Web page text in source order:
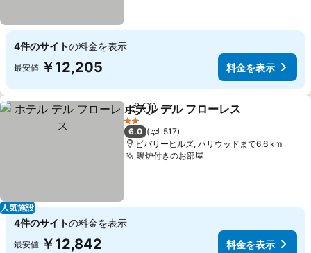
4件のサイトの料金を表示
最安値 ￥12,205 料金を表示
人気施設
シェアお気に入りに追加
ホテル デル フローレス
2 ホテルのランク
6.0
517
ビバリーヒルズ, ハリウッドまで6.6 km
暖炉付きのお部屋料金を表示
4件のサイトの料金を表示
最安値 ￥12,842 料金を表示